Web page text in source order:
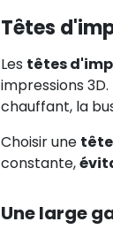
Têtes
Les têtes
impressions
chauffant, la
Choisir une
constante,
Une large